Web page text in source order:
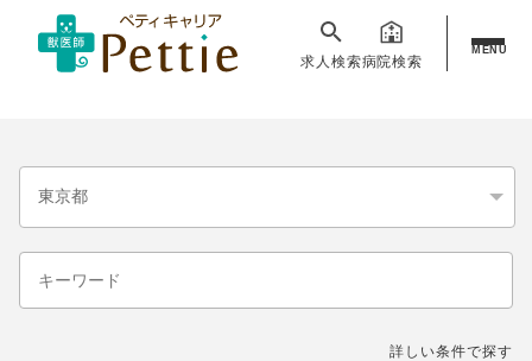
求人検索病院検索
MENU
詳しい条件で探す